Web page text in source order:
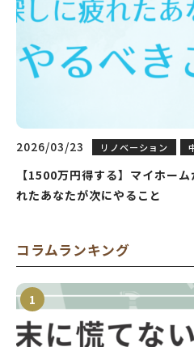
2026/03/23 リノベーション
【1500万円得する】マイホー
れたあなたが次にやること
コラムランキング